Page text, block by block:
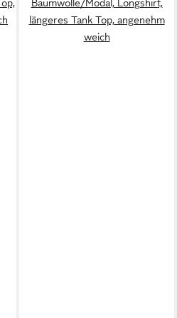
Baumwolle/Modal, Longshirt,
längeres Tank Top, angenehm
weich